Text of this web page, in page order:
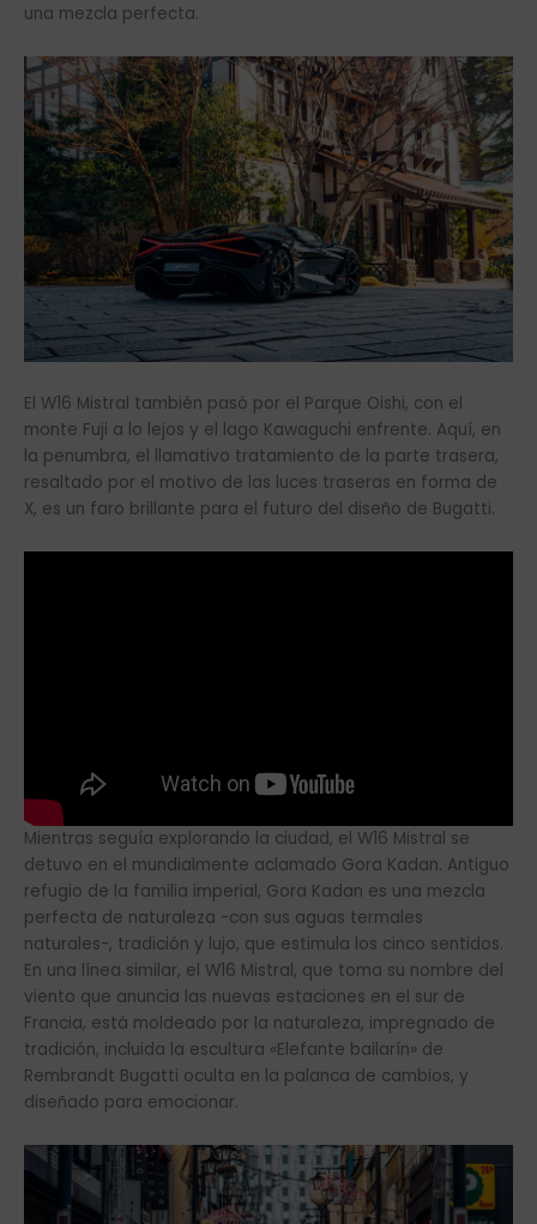
una mezcla perfecta.
El W16 Mistral también pasó por el Parque Oishi, con el
monte Fuji a lo lejos y el lago Kawaguchi enfrente. Aquí, en
la penumbra, el llamativo tratamiento de la parte trasera,
resaltado por el motivo de las luces traseras en forma de
X, es un faro brillante para el futuro del diseño de Bugatti.
Mientras seguía explorando la ciudad, el W16 Mistral se
detuvo en el mundialmente aclamado Gora Kadan. Antiguo
refugio de la familia imperial, Gora Kadan es una mezcla
perfecta de naturaleza -con sus aguas termales
naturales-, tradición y lujo, que estimula los cinco sentidos.
En una línea similar, el W16 Mistral, que toma su nombre del
viento que anuncia las nuevas estaciones en el sur de
Francia, está moldeado por la naturaleza, impregnado de
tradición, incluida la escultura «Elefante bailarín» de
Rembrandt Bugatti oculta en la palanca de cambios, y
diseñado para emocionar.